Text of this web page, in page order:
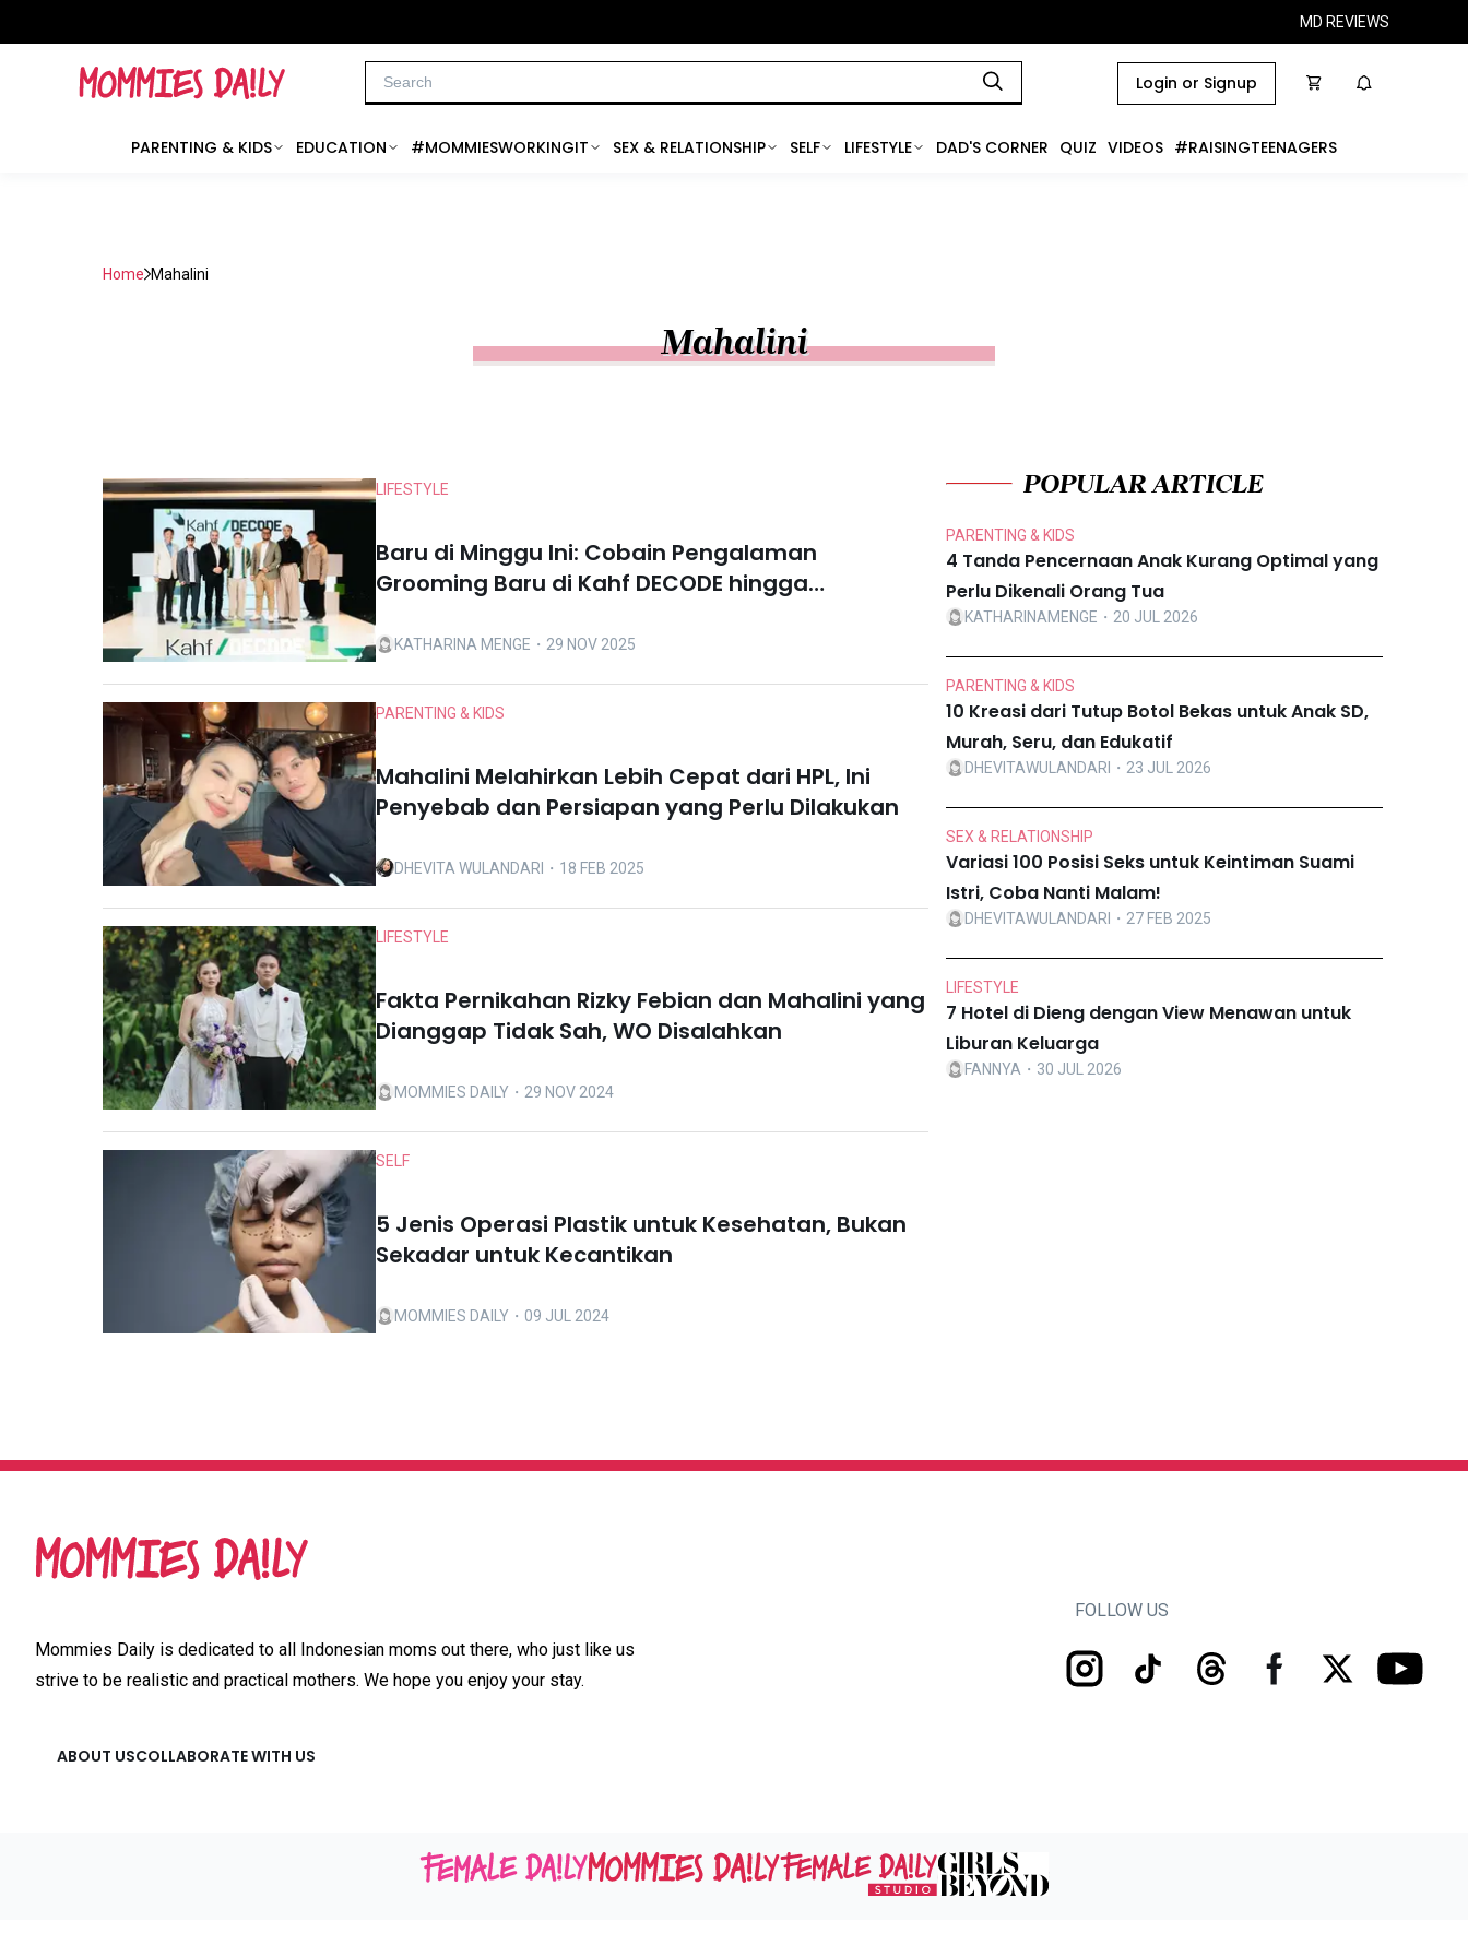
MD REVIEWS
Login or Signup
PARENTING & KIDS EDUCATION #MOMMIESWORKINGIT SEX & RELATIONSHIP SELF LIFESTYLE DAD'S CORNER QUIZ VIDEOS #RAISINGTEENAGERS
Home Mahalini
Mahalini
LIFESTYLE
Baru di Minggu Ini: Cobain Pengalaman
Grooming Baru di Kahf DECODE hingga
KATHARINA MENGE ・29 NOV 2025
PARENTING & KIDS
Mahalini Melahirkan Lebih Cepat dari HPL, Ini
Penyebab dan Persiapan yang Perlu Dilakukan
DHEVITA WULANDARI ・18 FEB 2025
LIFESTYLE
Fakta Pernikahan Rizky Febian dan Mahalini yang
Dianggap Tidak Sah, WO Disalahkan
MOMMIES DAILY ・29 NOV 2024
SELF
5 Jenis Operasi Plastik untuk Kesehatan, Bukan
Sekadar untuk Kecantikan
MOMMIES DAILY ・09 JUL 2024
POPULAR ARTICLE
PARENTING & KIDS
4 Tanda Pencernaan Anak Kurang Optimal yang
Perlu Dikenali Orang Tua
KATHARINAMENGE ・20 JUL 2026
PARENTING & KIDS
10 Kreasi dari Tutup Botol Bekas untuk Anak SD,
Murah, Seru, dan Edukatif
DHEVITAWULANDARI ・23 JUL 2026
SEX & RELATIONSHIP
Variasi 100 Posisi Seks untuk Keintiman Suami
Istri, Coba Nanti Malam!
DHEVITAWULANDARI ・27 FEB 2025
LIFESTYLE
7 Hotel di Dieng dengan View Menawan untuk
Liburan Keluarga
FANNYA ・30 JUL 2026
Mommies Daily is dedicated to all Indonesian moms out there, who just like us
strive to be realistic and practical mothers. We hope you enjoy your stay.
ABOUT USCOLLABORATE WITH US
FOLLOW US